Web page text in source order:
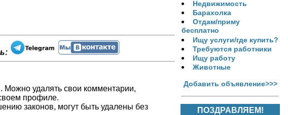
Можно удалять свои комментарии,
профиле.
законов, могут быть удалены без
Недвижимость
Барахолка
Отдам/приму
бесплатно
Ищу услуги/где купить?
Требуются работники
Ищу работу
Животные
Добавить объявление>>>
ПОЗДРАВЛЯЕМ!